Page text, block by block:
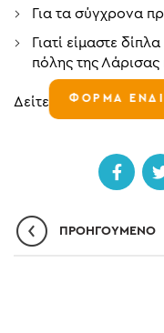
ΦΟΡΜΑ
Για τα σύγχρονα
Γιατί είμαστε
πόλης της Λάρισας
Δείτε όλες τις
ΠΡΟΗΓΟΎΜΕΝΟ